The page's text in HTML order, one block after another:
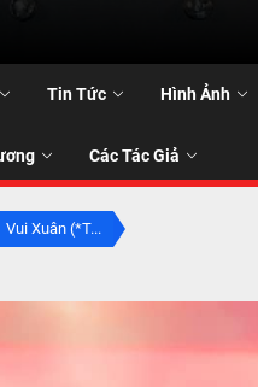
Tin Tức Hình Ảnh
Các Tác Giả
Vui Xuân (*T...